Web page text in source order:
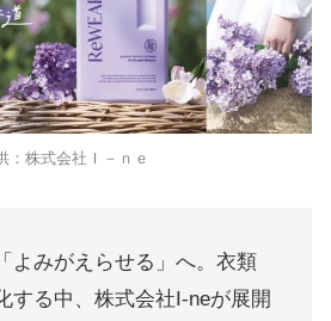
：株式会社Ｉ－ｎｅ
よみがえらせる」へ。衣類
する中、株式会社I-neが展開